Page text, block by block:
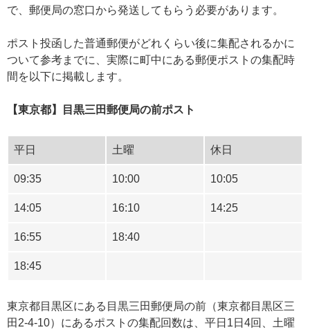
で、郵便局の窓口から発送してもらう必要があります。
ポスト投函した普通郵便がどれくらい後に集配されるかに
ついて参考までに、実際に町中にある郵便ポストの集配時
間を以下に掲載します。
【東京都】目黒三田郵便局の前ポスト
平日 土曜 休日
09:35 10:00 10:05
14:05 16:10 14:25
16:55 18:40
18:45
東京都目黒区にある目黒三田郵便局の前（東京都目黒区三
田2-4-10）にあるポストの集配回数は、平日1日4回、土曜